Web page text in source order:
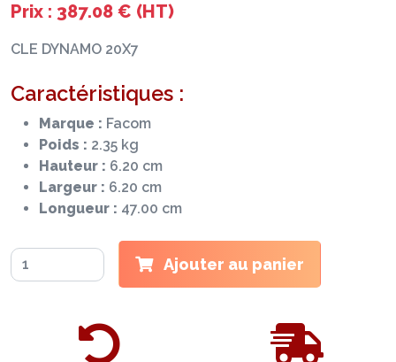
Prix : 387.08 € (HT)
CLE DYNAMO 20X7
Caractéristiques :
Marque : Facom
Poids : 2.35 kg
Hauteur : 6.20 cm
Largeur : 6.20 cm
Longueur : 47.00 cm
Ajouter au panier